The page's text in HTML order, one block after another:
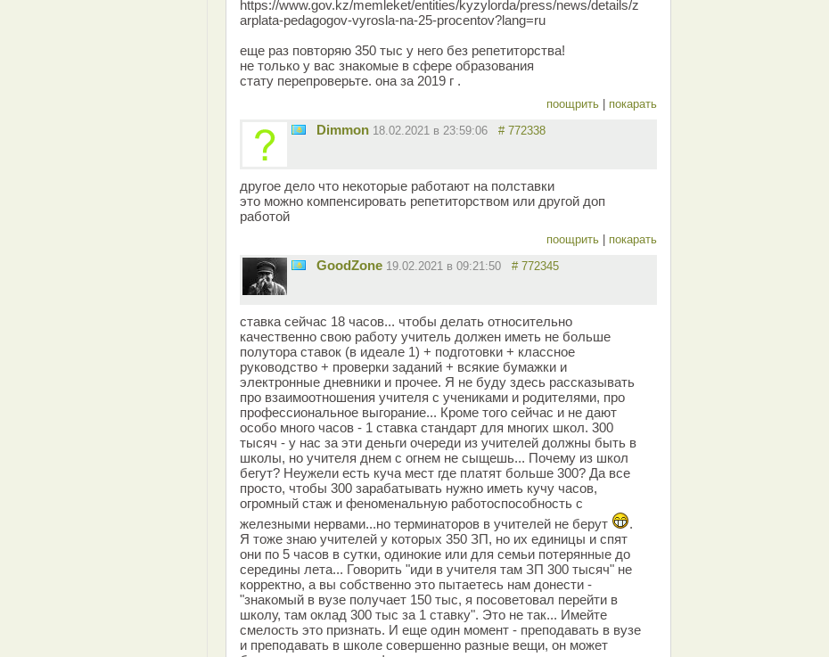
https://www.gov.kz/memleket/entities/kyzylorda/press/news/details/z
arplata-pedagogov-vyrosla-na-25-procentov?lang=ru
еще раз повторяю 350 тыс у него без репетиторства!
не только у вас знакомые в сфере образования
стату перепроверьте. она за 2019 г .
поощрить | покарать
Dimmon 18.02.2021 в 23:59:06 # 772338
другое дело что некоторые работают на полставки
это можно компенсировать репетиторством или другой доп
работой
поощрить | покарать
GoodZone 19.02.2021 в 09:21:50 # 772345
ставка сейчас 18 часов... чтобы делать относительно
качественно свою работу учитель должен иметь не больше
полутора ставок (в идеале 1) + подготовки + классное
руководство + проверки заданий + всякие бумажки и
электронные дневники и прочее. Я не буду здесь рассказывать
про взаимоотношения учителя с учениками и родителями, про
профессиональное выгорание... Кроме того сейчас и не дают
особо много часов - 1 ставка стандарт для многих школ. 300
тысяч - у нас за эти деньги очереди из учителей должны быть в
школы, но учителя днем с огнем не сыщешь... Почему из школ
бегут? Неужели есть куча мест где платят больше 300? Да все
просто, чтобы 300 зарабатывать нужно иметь кучу часов,
огромный стаж и феноменальную работоспособность с
железными нервами...но терминаторов в учителей не берут
.
Я тоже знаю учителей у которых 350 ЗП, но их единицы и спят
они по 5 часов в сутки, одинокие или для семьи потерянные до
середины лета... Говорить "иди в учителя там ЗП 300 тысяч" не
корректно, а вы собственно это пытаетесь нам донести -
"знакомый в вузе получает 150 тыс, я посоветовал перейти в
школу, там оклад 300 тыс за 1 ставку". Это не так... Имейте
смелость это признать. И еще один момент - преподавать в вузе
и преподавать в школе совершенно разные вещи, он может